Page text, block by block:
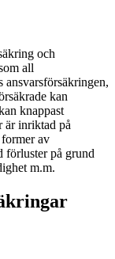
och
all
kan
knappast
är inriktad på
av
förluster på grund
m.m.